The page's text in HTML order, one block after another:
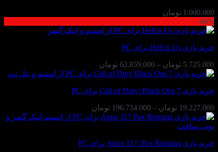
1.000.000 تومان
60%-
خرید بازی Hell is Us برای PC
5.725.000 تومان –
62.859.000 تومان
قیمت:
تا
خرید بازی Call of Duty: Black Ops 7 برای PC
19.227.000 تومان –
196.734.000 تومان
قیمت:
196.734.000 تومان
خرید بازی Anno 117: Pax Romana برای PC